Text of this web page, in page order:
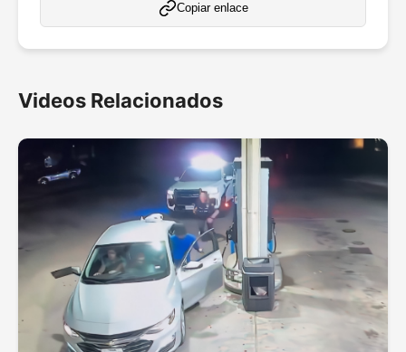
Copiar enlace
Videos Relacionados